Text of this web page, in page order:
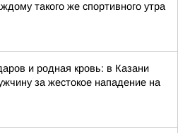
такого же спортивного утра
и родная кровь: в Казани
за жестокое нападение на